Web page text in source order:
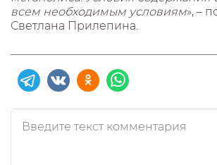
всем необходимым условиям», –
Светлана Прилепина.